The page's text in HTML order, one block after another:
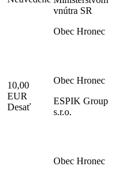
vnútra SR
Obec Hronec
10,00
EUR
Desať
Obec Hronec
ESPIK Group
s.r.o.
Obec Hronec